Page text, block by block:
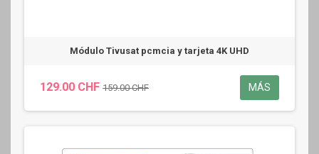
Módulo Tivusat pcmcia y tarjeta 4K UHD
129.00 CHF 159.00 CHF MÁS